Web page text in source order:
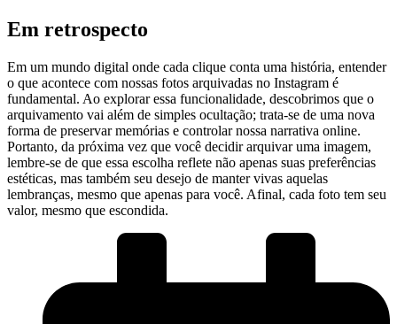
Em ⁤retrospecto
Em um mundo digital onde cada clique conta uma história, entender
o que acontece com nossas fotos‌ arquivadas ⁢no Instagram é
fundamental. Ao⁤ explorar essa funcionalidade, descobrimos que o
arquivamento⁤ vai além de simples ocultação; trata-se‌ de uma​ nova
forma de preservar memórias ⁤e controlar nossa​ narrativa online.
Portanto, ​da próxima vez que ​você decidir arquivar uma imagem,​
lembre-se de que essa escolha reflete⁢ não apenas suas preferências
estéticas, mas também seu desejo de manter ⁣vivas aquelas
lembranças, mesmo que apenas para você. Afinal, cada foto tem seu
valor, mesmo que escondida.